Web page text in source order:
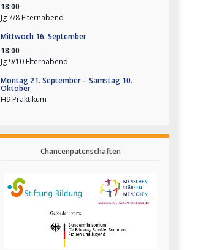
18:00
Jg 7/8 Elternabend
Mittwoch 16. September
18:00
Jg 9/10 Elternabend
Montag 21. September – Samstag 10.
Oktober
H9 Praktikum
Chancenpatenschaften